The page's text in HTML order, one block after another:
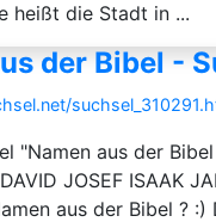
heißt die Stadt in ...
der Bibel -
"Namen aus der
JOSEF ISAAK
aus der Bibel ?